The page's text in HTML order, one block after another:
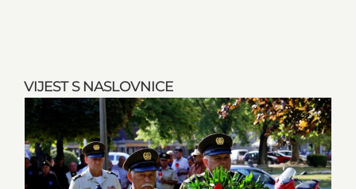
VIJEST S NASLOVNICE